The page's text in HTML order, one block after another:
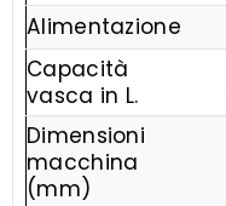
Alimentazione
Capacità
vasca in L.
Dimensioni
macchina
(mm)